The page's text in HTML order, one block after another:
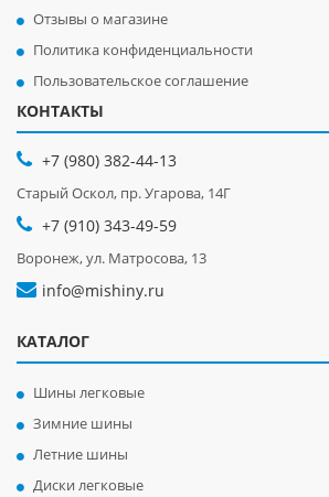
Отзывы о магазине
Политика конфиденциальности
Пользовательское соглашение
КОНТАКТЫ
+7 (980) 382-44-13
Старый Оскол, пр. Угарова, 14Г
+7 (910) 343-49-59
Воронеж, ул. Матросова, 13
info@mishiny.ru
КАТАЛОГ
Шины легковые
Зимние шины
Летние шины
Диски легковые